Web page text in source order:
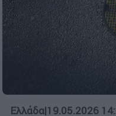
Ελλάδα|19.05.2026